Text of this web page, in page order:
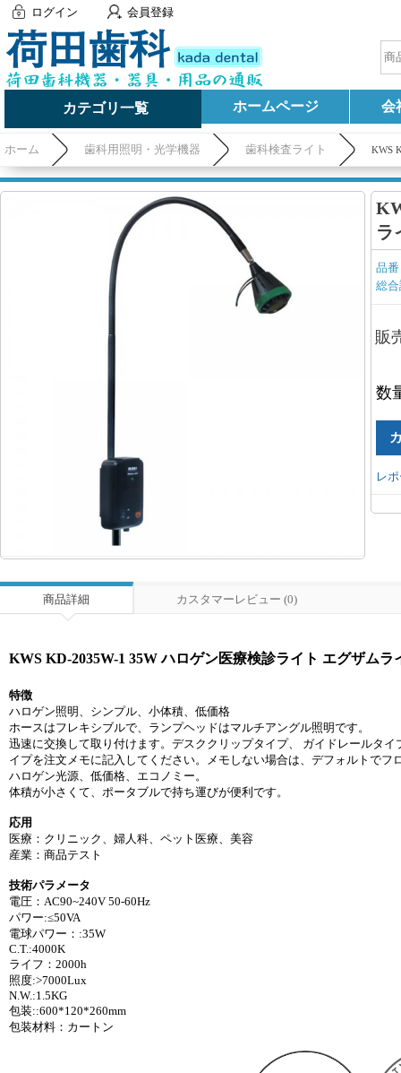
ログイン 会員登録
カテゴリ一覧 ホームページ 会
ホーム 歯科用照明・光学機器 歯科検査ライト KWS
ラ
品
総
販
数
レ
商品詳細 カスタマーレビュー (0)
KWS KD-2035W-1 35W ハロゲン医療検診ライト エグザムラ
特徴
ハロゲン照明、シンプル、小体積、低価格
ホースはフレキシブルで、ランプヘッドはマルチアングル照明です。
迅速に交換して取り付けます。デスククリップタイプ、 ガイドレールタ
イプを注文メモに記入してください。メモしない場合は、デフォルトでフ
ハロゲン光源、低価格、エコノミー。
体積が小さくて、ポータブルで持ち運びが便利です。
応用
医療：クリニック、婦人科、ペット医療、美容
産業：商品テスト
技術パラメータ
電圧：AC90~240V 50-60Hz
パワー:≤50VA
電球パワー：:35W
C.T.:4000K
ライフ：2000h
照度:>7000Lux
N.W.:1.5KG
包装::600*120*260mm
包装材料：カートン